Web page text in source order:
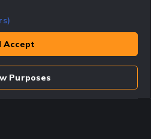
till något specifikt spelbolag. Här hittar du
från de största och mest seriösa
om skador och avstängningar samt vårt
kontakta oss
spel är 18+ Har ditt spelande blivit ett
81 91 00. Odds kan ändras. Alla odds var
Spel utan konto innebär att man
I Accept
Purposes